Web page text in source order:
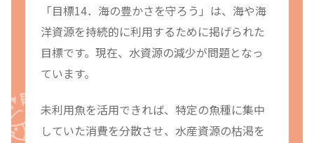
「目標14．海の豊かさを守ろう」は、海や海
洋資源を持続的に利用するために掲げられた
目標です。現在、水資源の減少が問題となっ
ています。
未利用魚を活用できれば、特定の魚種に集中
していた消費を分散させ、水産資源の枯渇を